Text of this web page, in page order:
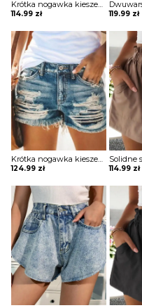
Krótka nogawka kieszenie wiązane casual prosty boho lato lekkie luźne szorty spodenki spodnie Berrie
114.99 zł 119.99 zł
Krótka nogawka kieszenie zapinane casual prosty krój jeans przetarcia szorty spodenki spodnie Willeke
124.99 zł 114.99 zł